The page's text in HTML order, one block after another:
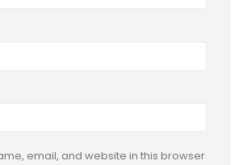
email, and website in this browser